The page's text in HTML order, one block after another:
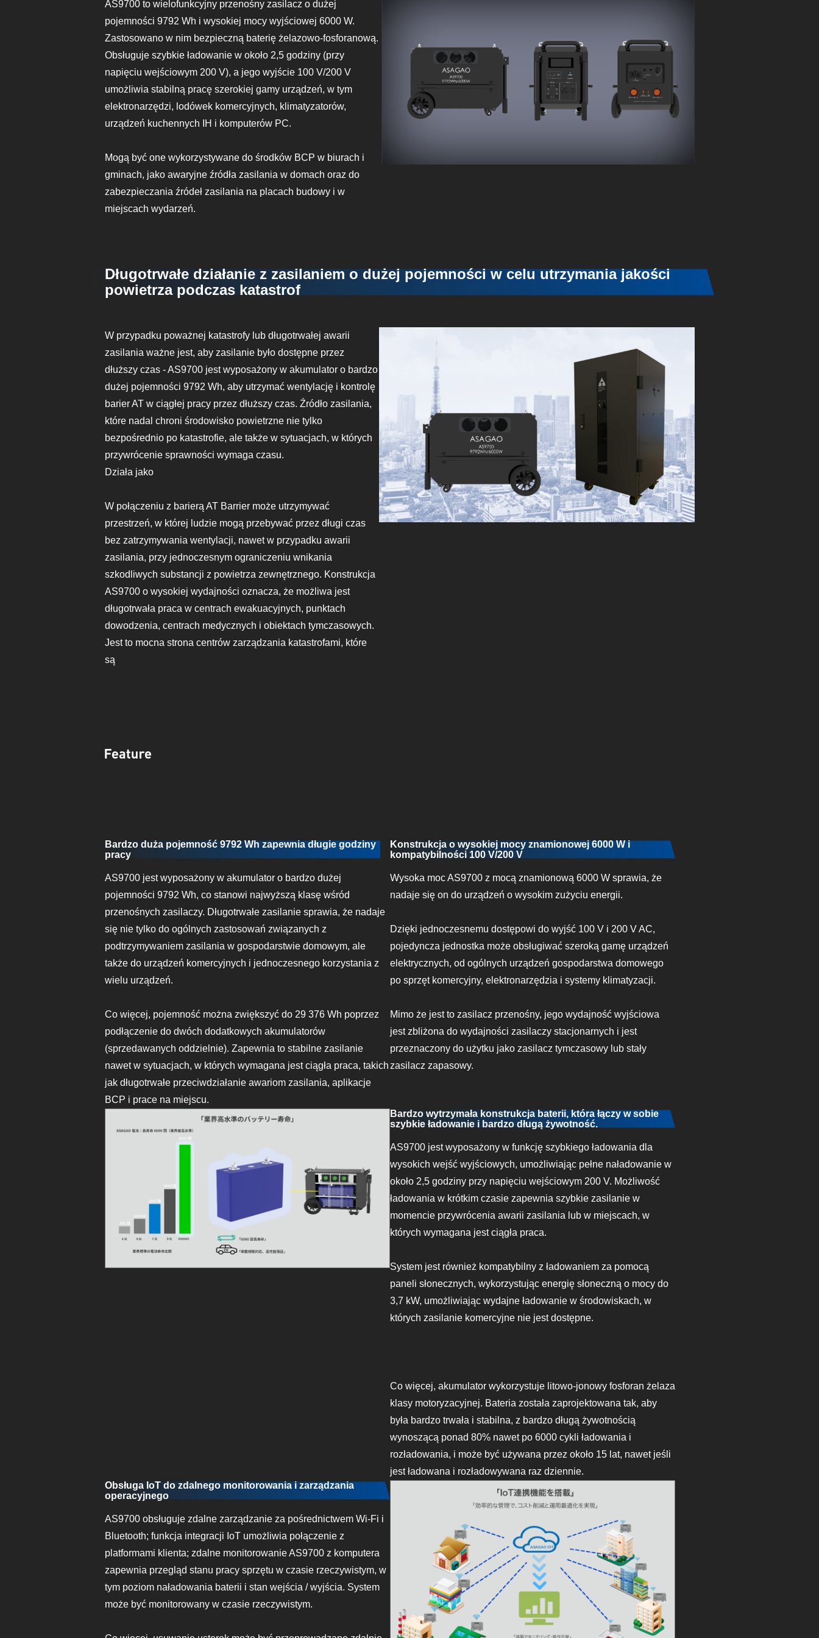
AS9700 to wielofunkcyjny przenośny zasilacz o dużej
pojemności 9792 Wh i wysokiej mocy wyjściowej 6000 W.
Zastosowano w nim bezpieczną baterię żelazowo-fosforanową.
Obsługuje szybkie ładowanie w około 2,5 godziny (przy
napięciu wejściowym 200 V), a jego wyjście 100 V/200 V
umożliwia stabilną pracę szerokiej gamy urządzeń, w tym
elektronarzędzi, lodówek komercyjnych, klimatyzatorów,
urządzeń kuchennych IH i komputerów PC.
Mogą być one wykorzystywane do środków BCP w biurach i
gminach, jako awaryjne źródła zasilania w domach oraz do
zabezpieczania źródeł zasilania na placach budowy i w
miejscach wydarzeń.
Długotrwałe działanie z zasilaniem o dużej pojemności w celu utrzymania jakości
powietrza podczas katastrof
W przypadku poważnej katastrofy lub długotrwałej awarii
zasilania ważne jest, aby zasilanie było dostępne przez
dłuższy czas - AS9700 jest wyposażony w akumulator o bardzo
dużej pojemności 9792 Wh, aby utrzymać wentylację i kontrolę
barier AT w ciągłej pracy przez dłuższy czas. Źródło zasilania,
które nadal chroni środowisko powietrzne nie tylko
bezpośrednio po katastrofie, ale także w sytuacjach, w których
przywrócenie sprawności wymaga czasu.
Działa jako
W połączeniu z barierą AT Barrier może utrzymywać
przestrzeń, w której ludzie mogą przebywać przez długi czas
bez zatrzymywania wentylacji, nawet w przypadku awarii
zasilania, przy jednoczesnym ograniczeniu wnikania
szkodliwych substancji z powietrza zewnętrznego. Konstrukcja
AS9700 o wysokiej wydajności oznacza, że możliwa jest
długotrwała praca w centrach ewakuacyjnych, punktach
dowodzenia, centrach medycznych i obiektach tymczasowych.
Jest to mocna strona centrów zarządzania katastrofami, które
są
Bardzo duża pojemność 9792 Wh zapewnia długie godziny
pracy
AS9700 jest wyposażony w akumulator o bardzo dużej
pojemności 9792 Wh, co stanowi najwyższą klasę wśród
przenośnych zasilaczy. Długotrwałe zasilanie sprawia, że nadaje
się nie tylko do ogólnych zastosowań związanych z
podtrzymywaniem zasilania w gospodarstwie domowym, ale
także do urządzeń komercyjnych i jednoczesnego korzystania z
wielu urządzeń.
Co więcej, pojemność można zwiększyć do 29 376 Wh poprzez
podłączenie do dwóch dodatkowych akumulatorów
(sprzedawanych oddzielnie). Zapewnia to stabilne zasilanie
nawet w sytuacjach, w których wymagana jest ciągła praca, takich
jak długotrwałe przeciwdziałanie awariom zasilania, aplikacje
BCP i prace na miejscu.
Konstrukcja o wysokiej mocy znamionowej 6000 W i
kompatybilności 100 V/200 V
Wysoka moc AS9700 z mocą znamionową 6000 W sprawia, że
nadaje się on do urządzeń o wysokim zużyciu energii.
Dzięki jednoczesnemu dostępowi do wyjść 100 V i 200 V AC,
pojedyncza jednostka może obsługiwać szeroką gamę urządzeń
elektrycznych, od ogólnych urządzeń gospodarstwa domowego
po sprzęt komercyjny, elektronarzędzia i systemy klimatyzacji.
Mimo że jest to zasilacz przenośny, jego wydajność wyjściowa
jest zbliżona do wydajności zasilaczy stacjonarnych i jest
przeznaczony do użytku jako zasilacz tymczasowy lub stały
zasilacz zapasowy.
Bardzo wytrzymała konstrukcja baterii, która łączy w sobie
szybkie ładowanie i bardzo długą żywotność.
AS9700 jest wyposażony w funkcję szybkiego ładowania dla
wysokich wejść wyjściowych, umożliwiając pełne naładowanie w
około 2,5 godziny przy napięciu wejściowym 200 V. Możliwość
ładowania w krótkim czasie zapewnia szybkie zasilanie w
momencie przywrócenia awarii zasilania lub w miejscach, w
których wymagana jest ciągła praca.
System jest również kompatybilny z ładowaniem za pomocą
paneli słonecznych, wykorzystując energię słoneczną o mocy do
3,7 kW, umożliwiając wydajne ładowanie w środowiskach, w
których zasilanie komercyjne nie jest dostępne.
Co więcej, akumulator wykorzystuje litowo-jonowy fosforan żelaza
klasy motoryzacyjnej. Bateria została zaprojektowana tak, aby
była bardzo trwała i stabilna, z bardzo długą żywotnością
wynoszącą ponad 80% nawet po 6000 cykli ładowania i
rozładowania, i może być używana przez około 15 lat, nawet jeśli
jest ładowana i rozładowywana raz dziennie.
Obsługa IoT do zdalnego monitorowania i zarządzania
operacyjnego
AS9700 obsługuje zdalne zarządzanie za pośrednictwem Wi-Fi i
Bluetooth; funkcja integracji IoT umożliwia połączenie z
platformami klienta; zdalne monitorowanie AS9700 z komputera
zapewnia przegląd stanu pracy sprzętu w czasie rzeczywistym, w
tym poziom naładowania baterii i stan wejścia / wyjścia. System
może być monitorowany w czasie rzeczywistym.